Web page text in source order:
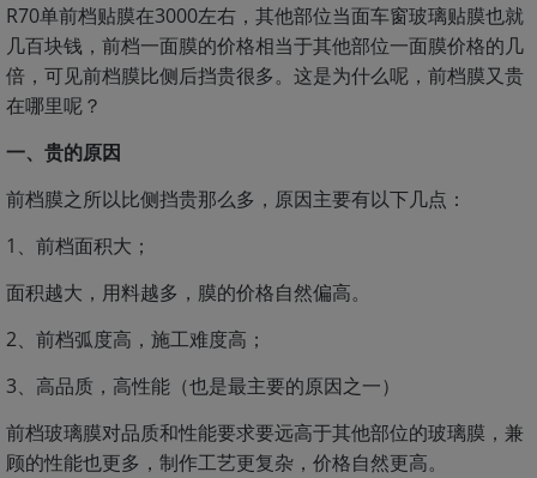
R70单前档贴膜在3000左右，其他部位当面车窗玻璃贴膜也就
几百块钱，前档一面膜的价格相当于其他部位一面膜价格的几
倍，可见前档膜比侧后挡贵很多。这是为什么呢，前档膜又贵
在哪里呢？
一、贵的原因
前档膜之所以比侧挡贵那么多，原因主要有以下几点：
1、前档面积大；
面积越大，用料越多，膜的价格自然偏高。
2、前档弧度高，施工难度高；
3、高品质，高性能（也是最主要的原因之一）
前档玻璃膜对品质和性能要求要远高于其他部位的玻璃膜，兼
顾的性能也更多，制作工艺更复杂，价格自然更高。